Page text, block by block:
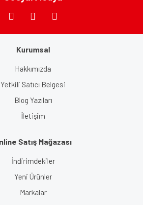
Kurumsal
Hakkımızda
Yetkili Satıcı Belgesi
Blog Yazıları
İletişim
Satış Mağazası
İndirimdekiler
Yeni Ürünler
Markalar